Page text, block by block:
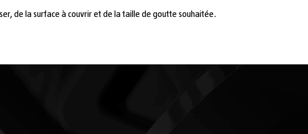
de la surface à couvrir et de la taille de goutte souhaitée.